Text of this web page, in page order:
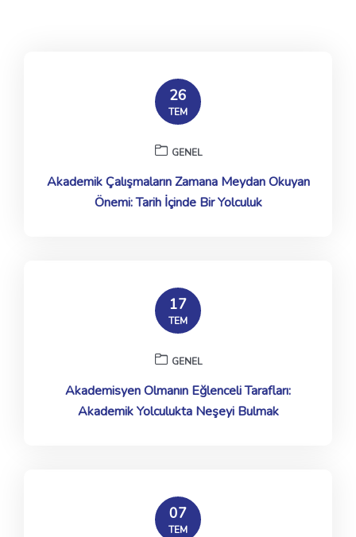
26
TEM
GENEL
Akademik Çalışmaların Zamana Meydan Okuyan
Önemi: Tarih İçinde Bir Yolculuk
17
TEM
GENEL
Akademisyen Olmanın Eğlenceli Tarafları:
Akademik Yolculukta Neşeyi Bulmak
07
TEM